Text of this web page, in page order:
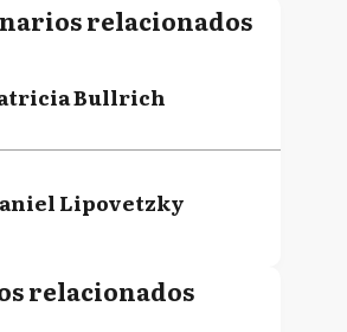
relacionados
Bullrich
Lipovetzky
relacionados